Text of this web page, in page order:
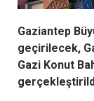
Gaziantep
geçirilecek,
Gazi Konut